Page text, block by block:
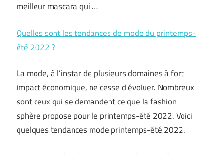
meilleur mascara qui …
Quelles sont les tendances de mode du printemps-
été 2022 ?
La mode, à l’instar de plusieurs domaines à fort
impact économique, ne cesse d’évoluer. Nombreux
sont ceux qui se demandent ce que la fashion
sphère propose pour le printemps-été 2022. Voici
quelques tendances mode printemps-été 2022.